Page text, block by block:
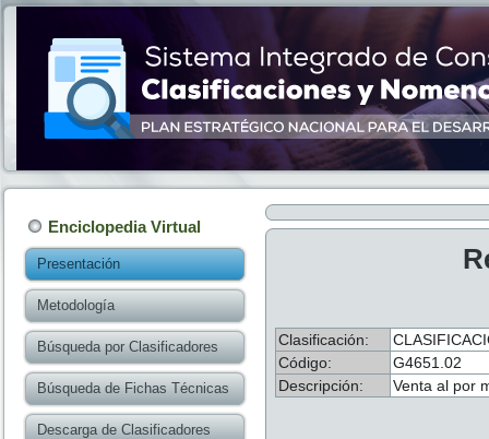
Enciclopedia Virtual
Presentación
Metodología
Búsqueda por Clasificadores
Búsqueda de Fichas Técnicas
Descarga de Clasificadores
Clasificación:
Código:
G4651.02
Descripción:
Venta al por